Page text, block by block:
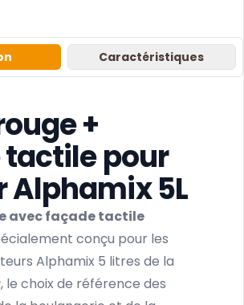
Caractéristiques
+
pour
Alphamix 5L
avec façade tactile
conçu pour les
Alphamix 5 litres de la
, le choix de référence des